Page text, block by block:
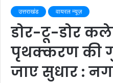
उत्तराखंड वायरल न्यूज़
डोर-टू-डोर
पृथक्करण की
जाए सुधार :